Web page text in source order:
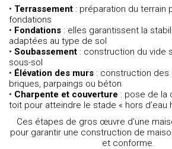
• Terrassement : préparation du terrain
fondations
• Fondations : elles garantissent la
adaptées au type de sol
• Soubassement : construction du vide
sous-sol
• Élévation des murs : construction des
briques, parpaings ou béton
• Charpente et couverture : pose de la
toit pour atteindre le stade « hors d’eau
Ces étapes de gros œuvre d’une
pour garantir une construction de
et conforme.